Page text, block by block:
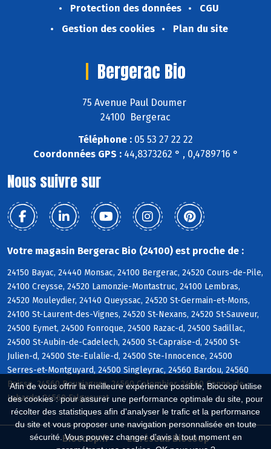
Afin de vous offrir la meilleure expérience possible, Biocoop utilise
des cookies : pour assurer une performance optimale du site, pour
récolter des statistiques afin d'analyser le trafic et la performance
du site et vous proposer une navigation personnalisée en toute
sécurité. Vous pouvez changer d'avis à tout moment en
Protection des données
CGU
Gestion des cookies
Plan du site
Bergerac Bio
75 Avenue Paul Doumer
24100 Bergerac
Téléphone : 05 53 27 22 22
Coordonnées GPS :44,8373262 ° , 0,4789716 °
Nous suivre sur
Votre magasin Bergerac Bio (24100) est proche de :
24150 Bayac, 24440 Monsac, 24100 Bergerac, 24520 Cours-de-Pile,
24100 Creysse, 24520 Lamonzie-Montastruc, 24100 Lembras,
24520 Mouleydier, 24140 Queyssac, 24520 St-Germain-et-Mons,
24100 St-Laurent-des-Vignes, 24520 St-Nexans, 24520 St-Sauveur,
24500 Eymet, 24500 Fonroque, 24500 Razac-d, 24500 Sadillac,
24500 St-Aubin-de-Cadelech, 24500 St-Capraise-d, 24500 St-
Julien-d, 24500 Ste-Eulalie-d, 24500 Ste-Innocence, 24500
Serres-et-Montguyard, 24500 Singleyrac, 24560 Bardou, 24560
Boisse, 24560 Bouniagues, 24560 Colombier, 24560 Conne-de-
Labarde, 24560 Falgueyrat
Biocoop.fr Le réseau Biocoop